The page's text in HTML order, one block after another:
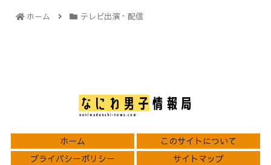
ホーム テレビ出演・配信
ホーム
このサイトについて
プライバシーポリシー
サイトマップ